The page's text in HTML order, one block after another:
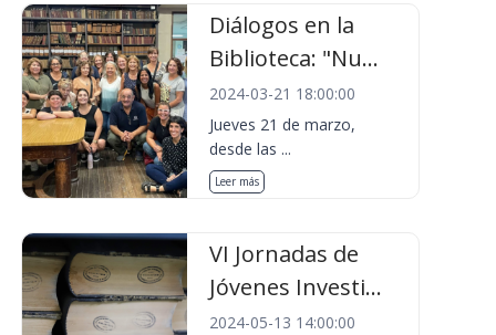
Diálogos en la
Biblioteca: "Nu...
2024-03-21 18:00:00
Jueves 21 de marzo,
desde las ...
Leer más
VI Jornadas de
Jóvenes Investi...
2024-05-13 14:00:00